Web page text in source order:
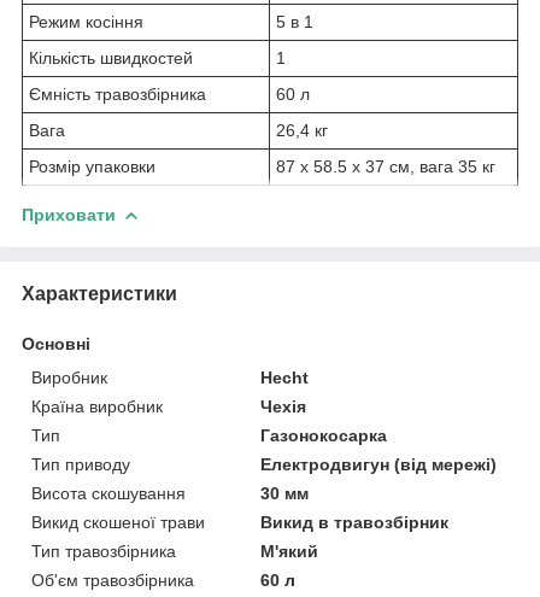
Режим косіння
5 в 1
Кількість швидкостей
1
Ємність травозбірника
60 л
Вага
26,4 кг
Розмір упаковки
87 х 58.5 х 37 см, вага 35 кг
Приховати
Характеристики
Основні
Виробник
Hecht
Країна виробник
Чехія
Тип
Газонокосарка
Тип приводу
Електродвигун (від мережі)
Висота скошування
30 мм
Викид скошеної трави
Викид в травозбірник
Тип травозбірника
М'який
Об'єм травозбірника
60 л